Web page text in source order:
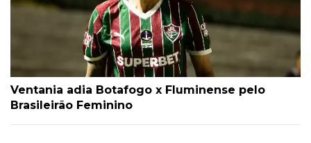
Ventania adia Botafogo x Fluminense pelo
Brasileirão Feminino